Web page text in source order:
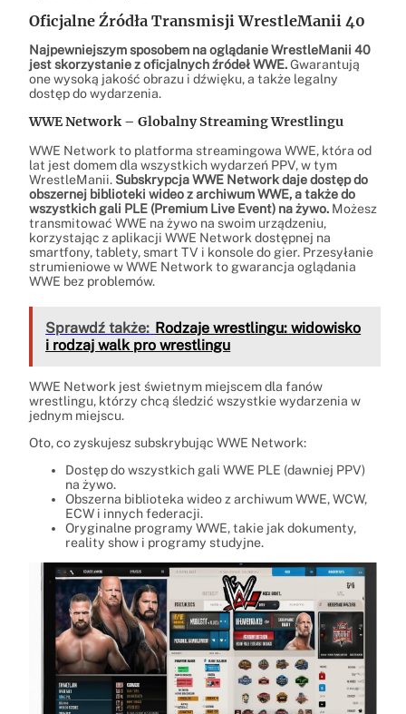
Oficjalne Źródła Transmisji WrestleManii 40
Najpewniejszym sposobem na oglądanie WrestleManii 40
jest skorzystanie z oficjalnych źródeł WWE.Gwarantują
one wysoką jakość obrazu i dźwięku, a także legalny
dostęp do wydarzenia.
WWE Network – Globalny Streaming Wrestlingu
WWE Network to platforma streamingowa WWE, która od
lat jest domem dla wszystkich wydarzeń PPV, w tym
WrestleManii. Subskrypcja WWE Network daje dostęp do
obszernej biblioteki wideo z archiwum WWE, a także do
wszystkich gali PLE (Premium Live Event) na żywo. Możesz
transmitować WWE na żywo na swoim urządzeniu,
korzystając z aplikacji WWE Network dostępnej na
smartfony, tablety, smart TV i konsole do gier. Przesyłanie
strumieniowe w WWE Network to gwarancja oglądania
WWE bez problemów.
Sprawdź także: Rodzaje wrestlingu: widowisko
i rodzaj walk pro wrestlingu
WWE Network jest świetnym miejscem dla fanów
wrestlingu, którzy chcą śledzić wszystkie wydarzenia w
jednym miejscu.
Oto, co zyskujesz subskrybując WWE Network:
Dostęp do wszystkich gali WWE PLE (dawniej PPV)
na żywo.
Obszerna biblioteka wideo z archiwum WWE, WCW,
ECW i innych federacji.
Oryginalne programy WWE, takie jak dokumenty,
reality show i programy studyjne.